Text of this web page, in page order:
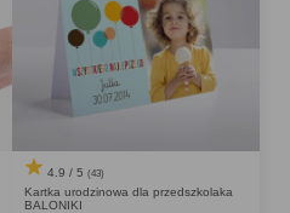
4.9 / 5 (43)
Kartka urodzinowa dla przedszkolaka
BALONIKI